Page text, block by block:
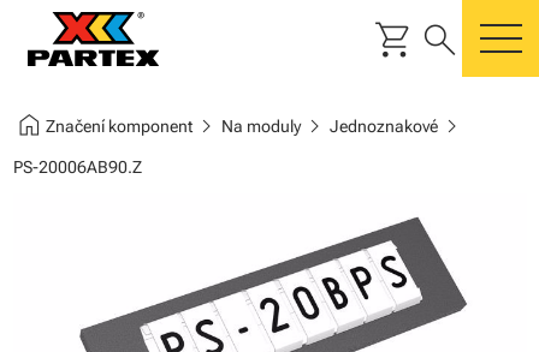
shopping_cart search
home Značení komponentchevron_right Na modulychevron_right Jednoznakovéchevron_right
PS-20006AB90.Z